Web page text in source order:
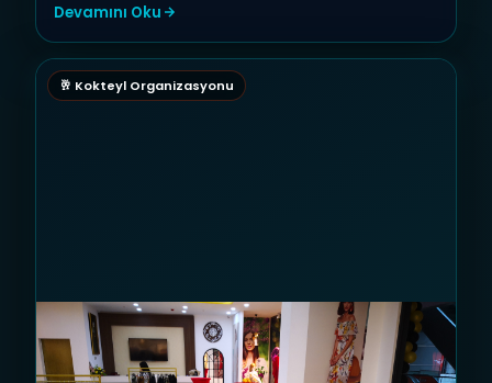
Devamını Oku
🥂 Kokteyl Organizasyonu